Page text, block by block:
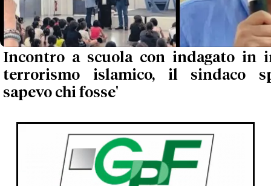
Incontro a scuola con indagato in
terrorismo islamico, il sindaco
sapevo chi fosse'